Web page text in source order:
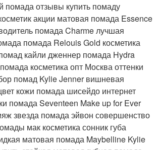
помада отзывы купить помаду
акции матовая помада Essence
помада Charme лучшая
помада Relouis Gold косметика
кайли дженнер помада Hydra
косметика опт Москва оттенки
помад Kylie Jenner вишневая
кожи помада шисейдо интернет
помада Seventeen Make up for Ever
звезда помада эйвон совершенство
мак косметика сонник губа
матовая помада Maybelline Kylie